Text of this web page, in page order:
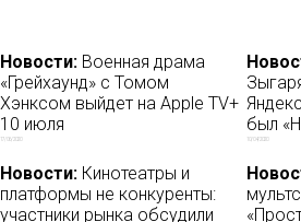
Новости: Военная драма
«Грейхаунд» с Томом
Хэнксом выйдет на Apple TV+
10 июля
17/06/2020
был
10/04/2020
Новости: Кинотеатры и
платформы не конкуренты:
участники рынка обсудили